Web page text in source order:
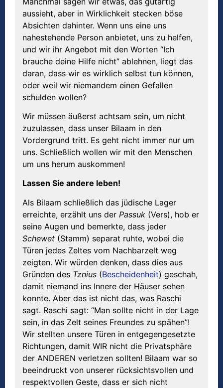
aussieht, aber in Wirklichkeit stecken böse
Absichten dahinter. Wenn uns eine uns
nahestehende Person anbietet, uns zu helfen,
und wir ihr Angebot mit den Worten “Ich
brauche deine Hilfe nicht” ablehnen, liegt das
daran, dass wir es wirklich selbst tun können,
oder weil wir niemandem einen Gefallen
schulden wollen?
Wir müssen äußerst achtsam sein, um nicht
zuzulassen, dass unser Bilaam in den
Vordergrund tritt. Es geht nicht immer nur um
uns. Schließlich wollen wir mit den Menschen
um uns herum auskommen!
Lassen Sie andere leben!
Als Bilaam schließlich das jüdische Lager
erreichte, erzählt uns der Passuk (Vers), hob er
seine Augen und bemerkte, dass jeder
Schewet (Stamm) separat ruhte, wobei die
Türen jedes Zeltes vom Nachbarzelt weg
zeigten. Wir würden denken, dass dies aus
Gründen des Tznius (Bescheidenheit) geschah,
damit niemand ins Innere der Häuser sehen
konnte. Aber das ist nicht das, was Raschi
sagt. Raschi sagt: “Man sollte nicht in der Lage
sein, in das Zelt seines Freundes zu spähen”!
Wir stellten unsere Türen in entgegengesetzte
Richtungen, damit WIR nicht die Privatsphäre
der ANDEREN verletzen sollten! Bilaam war so
beeindruckt von unserer rücksichtsvollen und
respektvollen Geste, dass er sich nicht